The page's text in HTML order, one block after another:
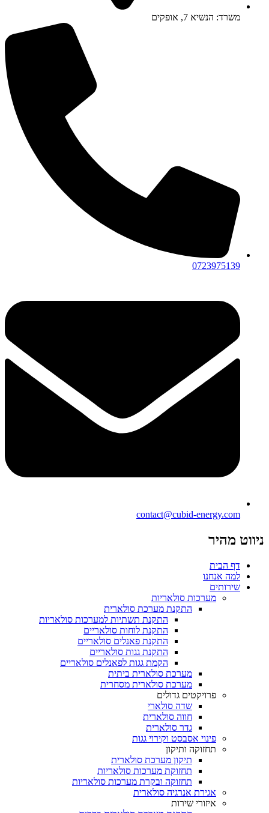
משרד: הנשיא 7, אופקים
0723975139
contact@cubid-energy.com
ניווט מהיר
דף הבית
למה אנחנו
שירותים
מערכות סולאריות
התקנת מערכת סולארית
התקנת תשתיות למערכות סולאריות
התקנת לוחות סולאריים
התקנת פאנלים סולאריים
התקנת גגות סולאריים
הקמת גגות לפאנלים סולאריים
מערכת סולארית ביתית
מערכת סולארית מסחרית
פרויקטים גדולים
שדה סולארי
חווה סולארית
גדר סולארית
פינוי אסבסט וקירוי גגות
תחזוקה ותיקון
תיקון מערכת סולארית
תחזוקת מערכות סולאריות
תחזוקה ובקרת מערכות סולאריות
אגירת אנרגיה סולארית
איזורי שירות